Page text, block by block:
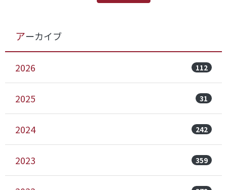
アーカイブ
2026 112
2025 31
2024 242
2023 359